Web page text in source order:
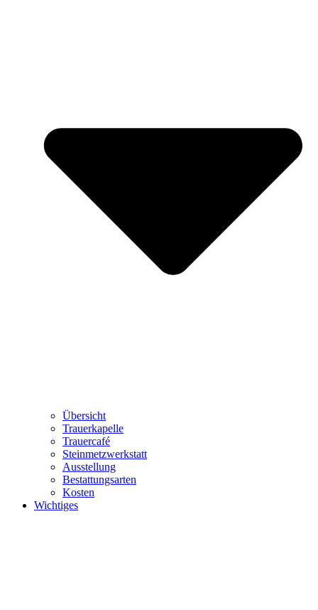
Übersicht
Trauerkapelle
Trauercafé
Steinmetzwerkstatt
Ausstellung
Bestattungsarten
Kosten
Wichtiges